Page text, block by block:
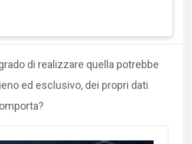
di realizzare quella potrebbe
ed esclusivo, dei propri dati